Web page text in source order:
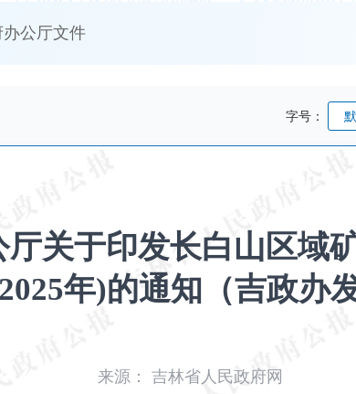
公厅文件
字号：
关于印发长白山区域
年)的通知（吉政办
来源： 吉林省人民政府网